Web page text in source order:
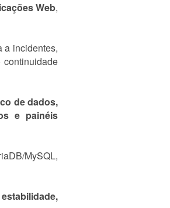
Web,
a incidentes,
continuidade
de dados,
e painéis
MySQL,